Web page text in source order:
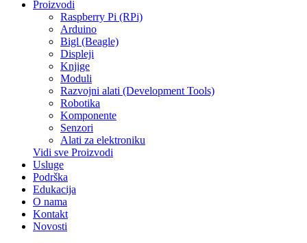
Proizvodi
Raspberry Pi (RPi)
Arduino
Bigl (Beagle)
Displеji
Knjige
Moduli
Razvojni alati (Development Tools)
Robotika
Komponente
Senzori
Alati za elektroniku
Vidi sve Proizvodi
Usluge
Podrška
Edukacija
O nama
Kontakt
Novosti